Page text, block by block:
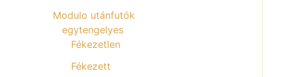
Modulo utánfutók
egytengelyes
Fékezetlen
Fékezett